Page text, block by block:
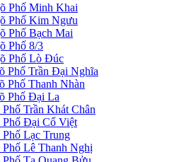
Phố Minh Khai
Phố Kim Ngưu
Phố Bạch Mai
Phố 8/3
Phố Lò Đúc
Phố Trần Đại Nghĩa
Phố Thanh Nhàn
Phố Đại La
Trần Khát Chân
Phố Đại Cổ Việt
Lạc Trung
Lê Thanh Nghị